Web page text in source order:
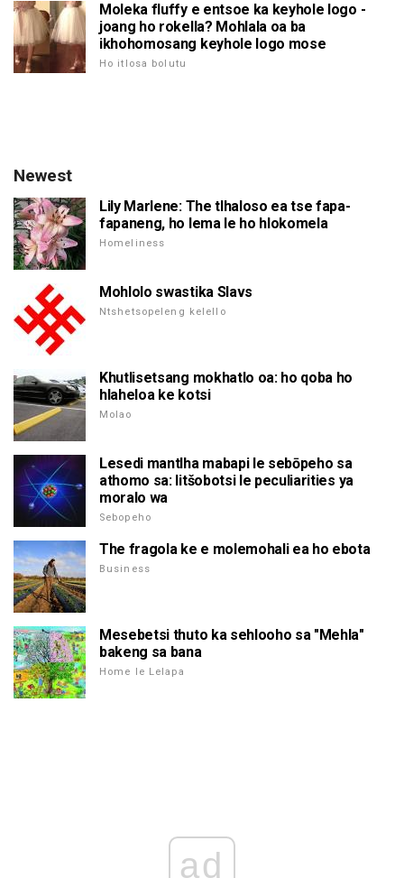
Moleka fluffy e entsoe ka keyhole logo -
joang ho rokella? Mohlala oa ba
ikhohomosang keyhole logo mose
Ho itlosa bolutu
Newest
Lily Marlene: The tlhaloso ea tse fapa-
fapaneng, ho lema le ho hlokomela
Homeliness
Mohlolo swastika Slavs
Ntshetsopeleng kelello
Khutlisetsang mokhatlo oa: ho qoba ho
hlaheloa ke kotsi
Molao
Lesedi mantlha mabapi le sebōpeho sa
athomo sa: litšobotsi le peculiarities ya
moralo wa
Sebopeho
The fragola ke e molemohali ea ho ebota
Business
Mesebetsi thuto ka sehlooho sa "Mehla"
bakeng sa bana
Home le Lelapa
ad